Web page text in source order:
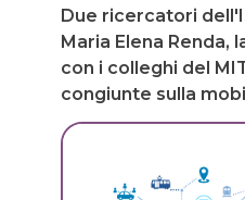
Due ricercatori
Maria Elena Renda,
con i colleghi del
congiunte sulla